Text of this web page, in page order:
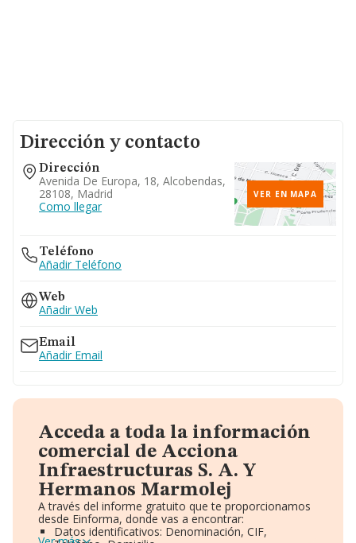
Dirección y contacto
Dirección
Avenida De Europa, 18, Alcobendas,
28108, Madrid
Como llegar
VER EN MAPA
Teléfono
Añadir Teléfono
Web
Añadir Web
Email
Añadir Email
Acceda a toda la información
comercial de Acciona
Infraestructuras S. A. Y
Hermanos Marmolej
A través del informe gratuito que te proporcionamos
desde Einforma, donde vas a encontrar:
Datos identificativos: Denominación, CIF,